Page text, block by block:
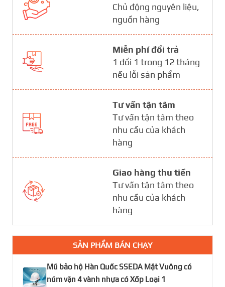
Chủ động nguyên liệu,
nguồn hàng
Miễn phí đổi trả
1 đổi 1 trong 12 tháng
nếu lỗi sản phẩm
Tư vấn tận tâm
Tư vấn tận tâm theo
nhu cầu của khách
hàng
Giao hàng thu tiền
Tư vấn tận tâm theo
nhu cầu của khách
hàng
SẢN PHẨM BÁN CHẠY
Mũ bảo hộ Hàn Quốc SSEDA Mặt Vuông có
núm vặn 4 vành nhựa có Xốp Loại 1